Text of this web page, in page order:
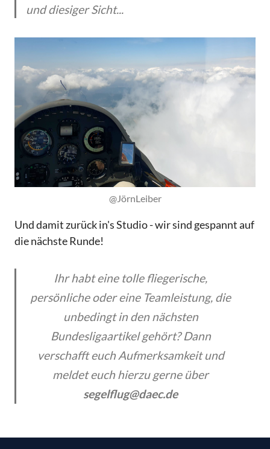
und diesiger Sicht...
@JörnLeiber
Und damit zurück in's Studio - wir sind gespannt auf
die nächste Runde!
Ihr habt eine tolle fliegerische,
persönliche oder eine Teamleistung, die
unbedingt in den nächsten
Bundesligaartikel gehört? Dann
verschafft euch Aufmerksamkeit und
meldet euch hierzu gerne über
segelflug@daec.de